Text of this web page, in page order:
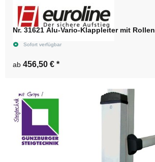
Nr. 31621 Alu-Vario-Klappleiter mit Rollen
Sofort verfügbar
ab 456,50 € *